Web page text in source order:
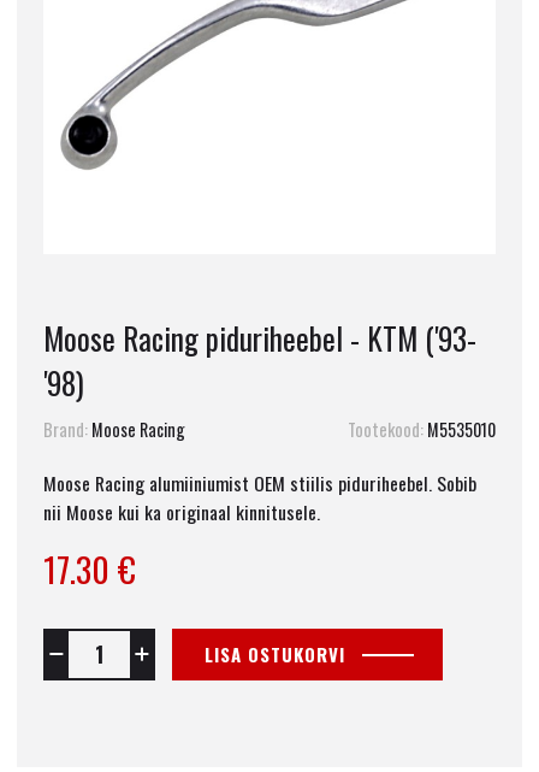
Moose Racing piduriheebel - KTM ('93-
'98)
Brand:Moose Racing Tootekood:M5535010
Moose Racing alumiiniumist OEM stiilis piduriheebel. Sobib
nii Moose kui ka originaal kinnitusele.
17.30 €
LISA OSTUKORVI